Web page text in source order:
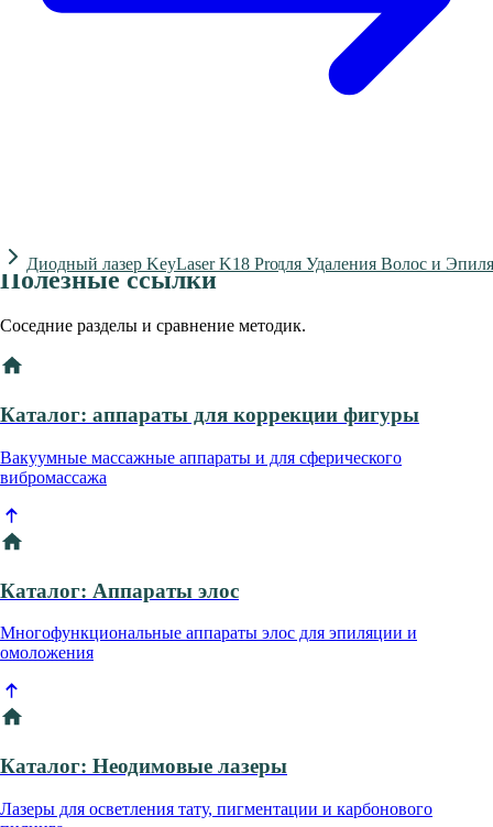
Диодный Лазер ADSS FG2000D для Удаления Волос и
Диодный лазер KeyLaser K18 Pro
Полезные ссылки
Соседние разделы и сравнение методик.
Каталог: аппараты для коррекции фигуры
Вакуумные массажные аппараты и для сферического
вибромассажа
Каталог: Аппараты элос
Многофункциональные аппараты элос для эпиляции и
омоложения
Каталог: Неодимовые лазеры
Лазеры для осветления тату, пигментации и карбонового